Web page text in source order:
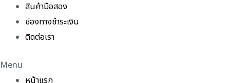
สินค้ามือสอง
ช่องทางชำระเงิน
ติดต่อเรา
Menu
หน้าแรก